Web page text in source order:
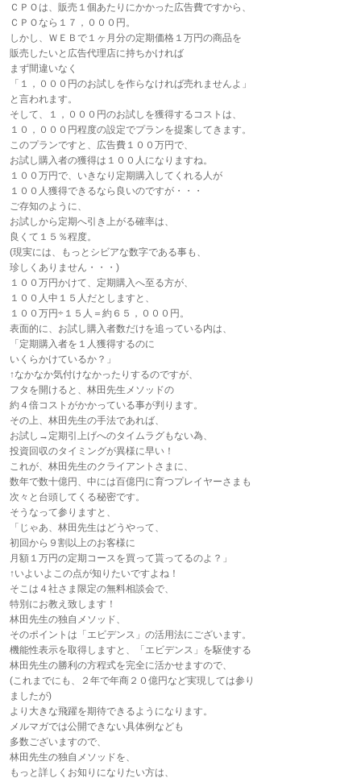
ＣＰＯは、販売１個あたりにかかった広告費ですから、
ＣＰＯなら１７，０００円。
しかし、ＷＥＢで１ヶ月分の定期価格１万円の商品を
販売したいと広告代理店に持ちかければ
まず間違いなく
「１，０００円のお試しを作らなければ売れませんよ」
と言われます。
そして、１，０００円のお試しを獲得するコストは、
１０，０００円程度の設定でプランを提案してきます。
このプランですと、広告費１００万円で、
お試し購入者の獲得は１００人になりますね。
１００万円で、いきなり定期購入してくれる人が
１００人獲得できるなら良いのですが・・・
ご存知のように、
お試しから定期へ引き上がる確率は、
良くて１５％程度。
(現実には、もっとシビアな数字である事も、
珍しくありません・・・)
１００万円かけて、定期購入へ至る方が、
１００人中１５人だとしますと、
１００万円÷１５人＝約６５，０００円。
表面的に、お試し購入者数だけを追っている内は、
「定期購入者を１人獲得するのに
いくらかけているか？」
↑なかなか気付けなかったりするのですが、
フタを開けると、林田先生メソッドの
約４倍コストがかかっている事が判ります。
その上、林田先生の手法であれば、
お試し→定期引上げへのタイムラグもない為、
投資回収のタイミングが異様に早い！
これが、林田先生のクライアントさまに、
数年で数十億円、中には百億円に育つプレイヤーさまも
次々と台頭してくる秘密です。
そうなって参りますと、
「じゃあ、林田先生はどうやって、
初回から９割以上のお客様に
月額１万円の定期コースを買って貰ってるのよ？」
↑いよいよこの点が知りたいですよね！
そこは４社さま限定の無料相談会で、
特別にお教え致します！
林田先生の独自メソッド、
そのポイントは「エビデンス」の活用法にございます。
機能性表示を取得しますと、「エビデンス」を駆使する
林田先生の勝利の方程式を完全に活かせますので、
(これまでにも、２年で年商２０億円など実現しては参り
ましたが)
より大きな飛躍を期待できるようになります。
メルマガでは公開できない具体例なども
多数ございますので、
林田先生の独自メソッドを、
もっと詳しくお知りになりたい方は、